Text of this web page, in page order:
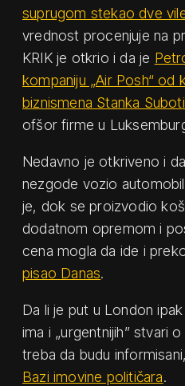
suprugom stekao dve
vrednost procenjuje na
KRIK je otkrio i da je
kompaniju „Air Posh“ od
biznismena Stanka
ofšor firme u
Nedavno je otkriveno i
nezgode vozio
je, dok se proizvodio
dodatnom opremom i
cena mogla da ide i
pisao Danas.
Da li je put u London
ima i „urgentnijih” stvari
treba da budu
Bazi imovine političara.